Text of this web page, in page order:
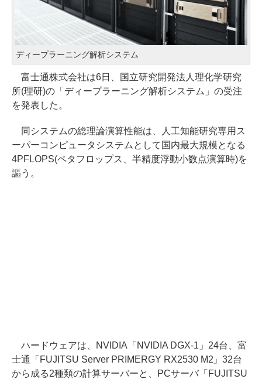
ディープラーニング解析システム
富士通株式会社は6日、国立研究開発法人理化学研究
所(理研)の「ディープラーニング解析システム」の受注
を発表した。
同システムの総理論演算性能は、人工知能研究専用ス
ーパーコンピュータシステムとして国内最大規模となる
4PFLOPS(ペタフロップス、半精度浮動小数点演算時)を
謳う。
ハードウェアは、NVIDIA「NVIDIA DGX-1」24台、富
士通「FUJITSU Server PRIMERGY RX2530 M2」32台
から成る2種類の計算サーバーと、PCサーバ「FUJITSU